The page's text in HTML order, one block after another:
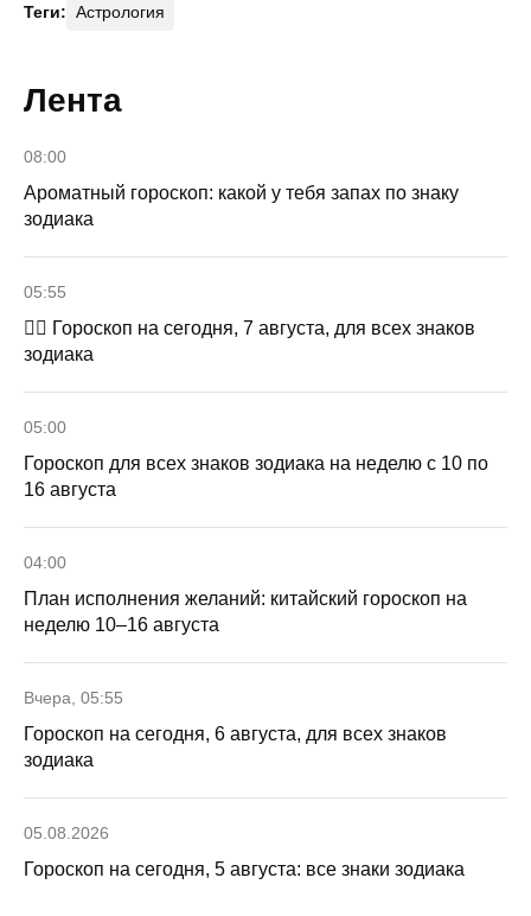
Теги: Астрология
Лента
08:00
Ароматный гороскоп: какой у тебя запах по знаку
зодиака
05:55
🧙‍♀ Гороскоп на сегодня, 7 августа, для всех знаков
зодиака
05:00
Гороскоп для всех знаков зодиака на неделю с 10 по
16 августа
04:00
План исполнения желаний: китайский гороскоп на
неделю 10–16 августа
Вчера, 05:55
Гороскоп на сегодня, 6 августа, для всех знаков
зодиака
05.08.2026
Гороскоп на сегодня, 5 августа: все знаки зодиака